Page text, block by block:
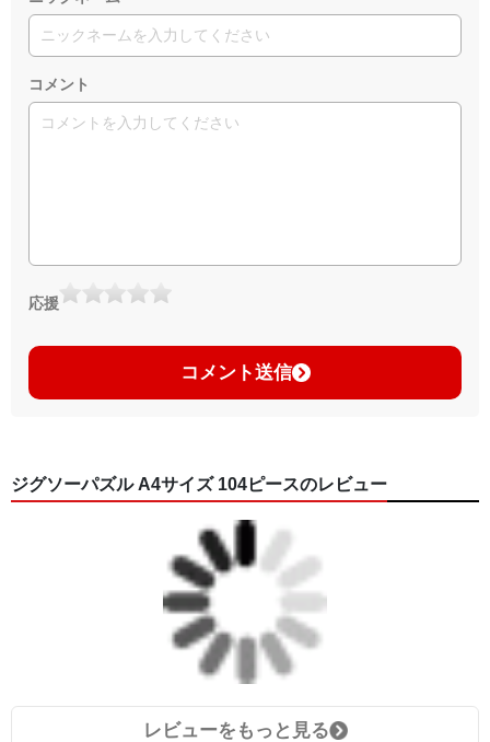
コメント
応援
コメント送信
ジグソーパズル A4サイズ 104ピースのレビュー
レビューをもっと見る